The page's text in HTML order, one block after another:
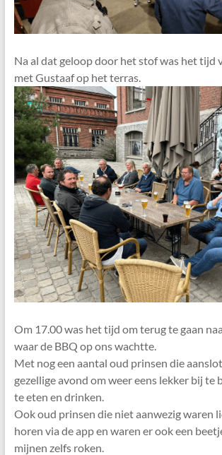
Na al dat geloop door het stof was het tijd
met Gustaaf op het terras.
Om 17.00 was het tijd om terug te gaan
waar de BBQ op ons wachtte.
Met nog een aantal oud prinsen die
gezellige avond om weer eens lekker bij te
te eten en drinken.
Ook oud prinsen die niet aanwezig waren
horen via de app en waren er ook een
mijnen zelfs roken.